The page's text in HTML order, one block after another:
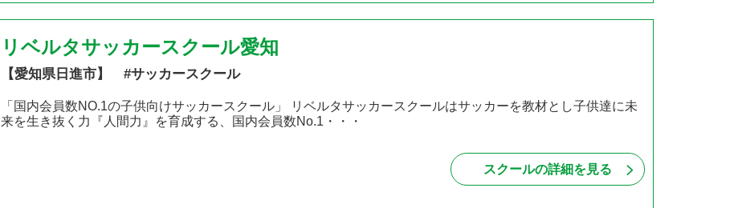
リベルタサッカースクール愛知
【愛知県日進市】 #サッカースクール
「国内会員数NO.1の子供向けサッカースクール」 リベルタサッカースクールはサッカーを教材とし子供達に未
来を生き抜く力『人間力』を育成する、国内会員数No.1・・・
スクールの詳細を見る